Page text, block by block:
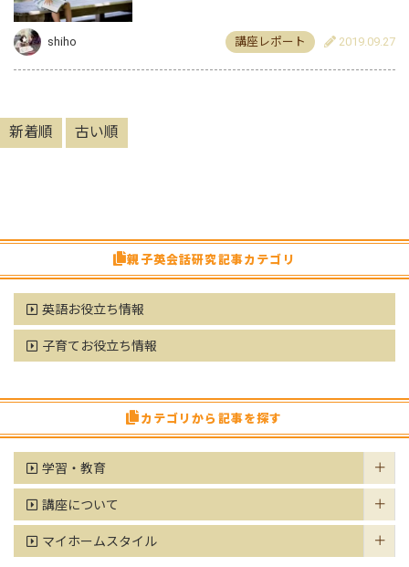
shiho 講座レポート 2019.09.27
新着順 古い順
親子英会話研究記事カテゴリ
英語お役立ち情報
子育てお役立ち情報
カテゴリから記事を探す
学習・教育
講座について
マイホームスタイル